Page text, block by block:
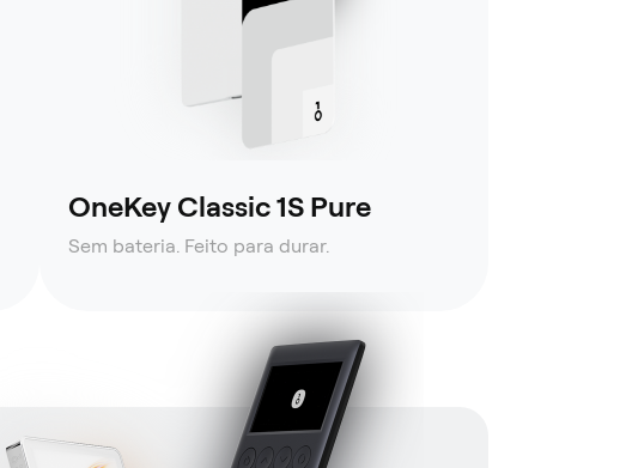
OneKey Classic 1S Pure
Sem bateria. Feito para durar.